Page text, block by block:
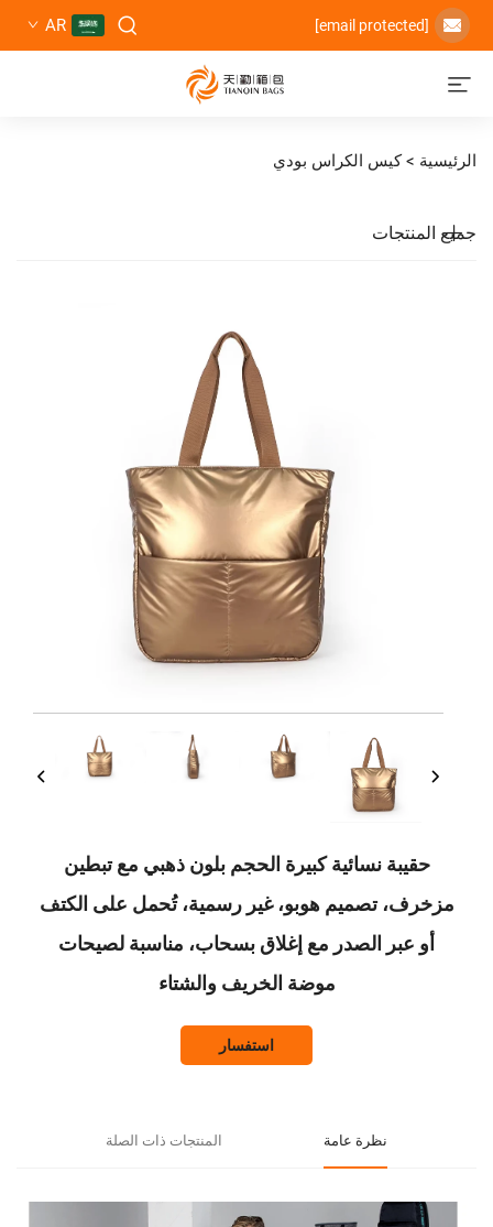
AR
كيس الكراس بودي
نسائية كبيرة الحجم بلون ذهبي مع تبطين
تصميم هوبو، غير رسمية، تُحمل على الكتف
الصدر مع إغلاق بسحاب، مناسبة لصيحات
موضة الخريف والشتاء
المنتجات ذات الصلة